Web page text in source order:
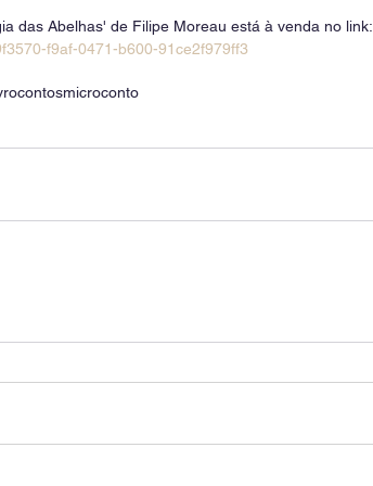
das Abelhas' de Filipe Moreau está à venda no link:
f9af-0471-b600-91ce2f979ff3
contosmicroconto